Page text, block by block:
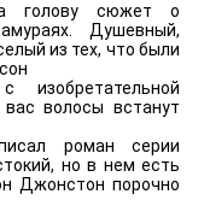
голову сюжет о
Душевный,
из тех, что были
волосы встанут
роман серии
но в нем есть
Джонстон порочно